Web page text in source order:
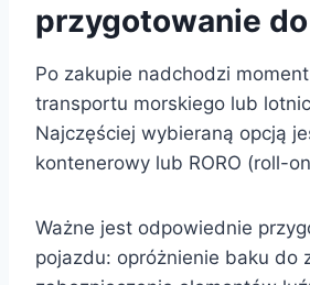
przygotowanie
Po zakupie nadchodzi
transportu morskiego lub
Najczęściej wybieraną opcją
kontenerowy lub RORO (roll-
Ważne jest odpowiednie
pojazdu: opróżnienie baku do